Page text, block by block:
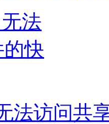
法访问共